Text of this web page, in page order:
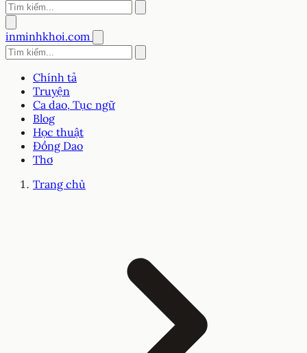
inminhkhoi.com
Chính tả
Truyện
Ca dao, Tục ngữ
Blog
Học thuật
Đồng Dao
Thơ
Trang chủ